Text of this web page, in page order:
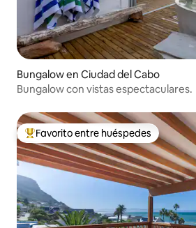
Bungalow en Ciudad del Cabo
Bungalow con vistas espectaculares.
Favorito entre los huéspedes más
Favorito entre huéspedes